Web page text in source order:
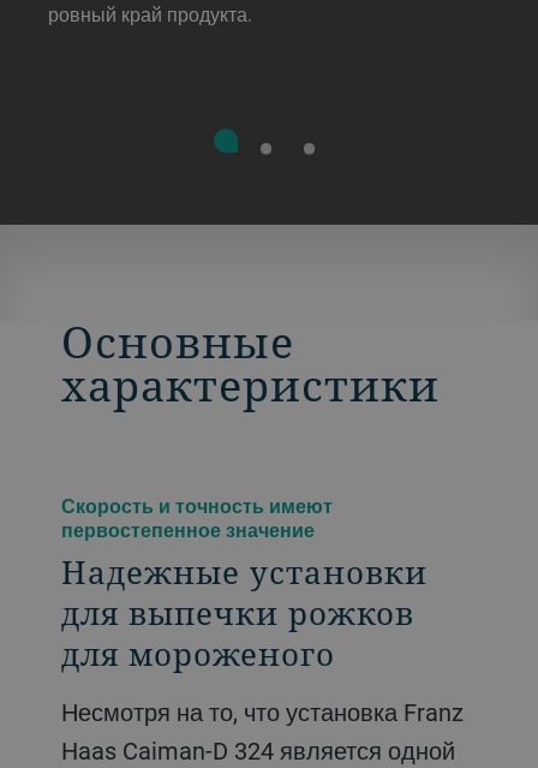
ровный край продукта.
Основные
характеристики
Скорость и точность имеют
первостепенное значение
Надежные установки
для выпечки рожков
для мороженого
Несмотря на то, что установка Franz
Haas Caiman-D 324 является одной